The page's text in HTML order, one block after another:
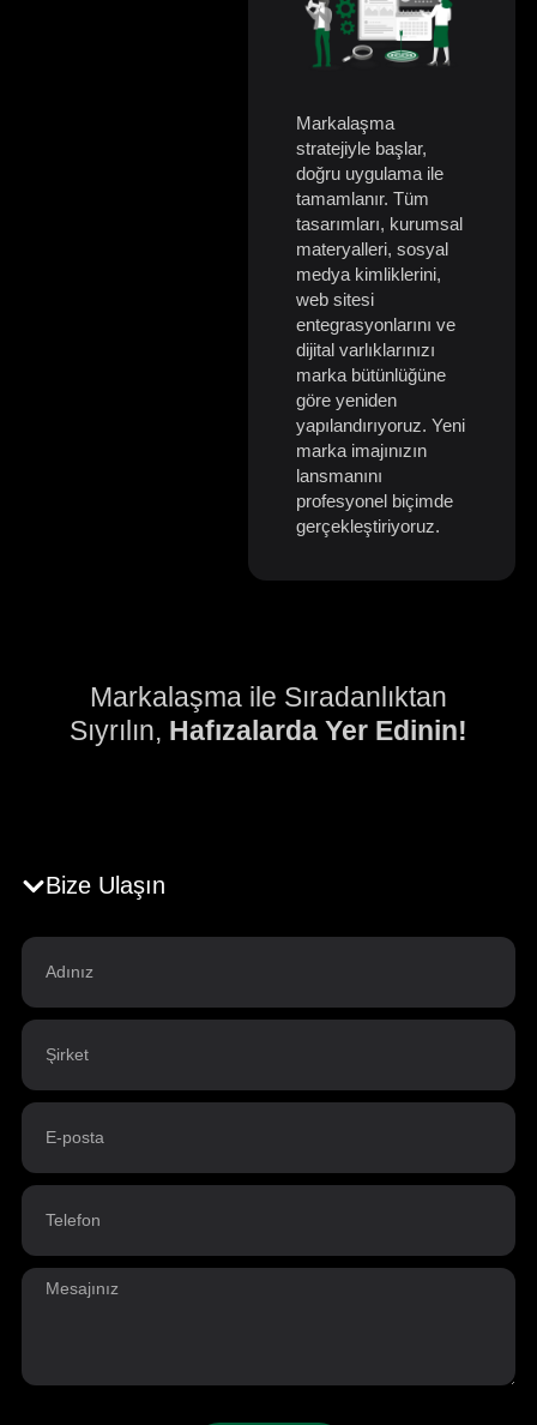
Markalaşma
stratejiyle başlar,
doğru uygulama ile
tamamlanır. Tüm
tasarımları, kurumsal
materyalleri, sosyal
medya kimliklerini,
web sitesi
entegrasyonlarını ve
dijital varlıklarınızı
marka bütünlüğüne
göre yeniden
yapılandırıyoruz. Yeni
marka imajınızın
lansmanını
profesyonel biçimde
gerçekleştiriyoruz.
Markalaşma ile Sıradanlıktan
Sıyrılın, Hafızalarda Yer Edinin!
Bize Ulaşın